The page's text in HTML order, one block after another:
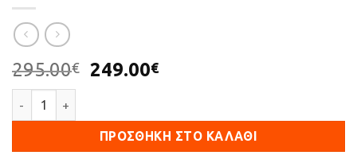
295.00€
Original
295.00€.
249.00€Η
είναι:
249.00€.
ΠΡΟΣΘΉΚΗ ΣΤΟ ΚΑΛΆΘΙ